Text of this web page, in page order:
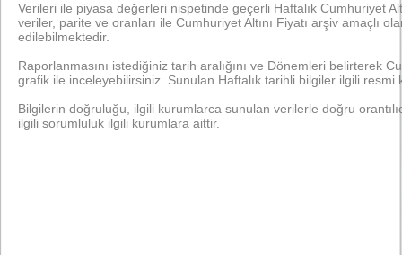
Verileri ile piyasa değerleri nispetinde geçerli Haftalık Cumhuriyet
veriler, parite ve oranları ile Cumhuriyet Altını Fiyatı arşiv amaçlı
edilebilmektedir.
Raporlanmasını istediğiniz tarih aralığını ve Dönemleri belirterek
grafik ile inceleyebilirsiniz. Sunulan Haftalık tarihli bilgiler ilgili resmi
Bilgilerin doğruluğu, ilgili kurumlarca sunulan verilerle doğru
ilgili sorumluluk ilgili kurumlara aittir.